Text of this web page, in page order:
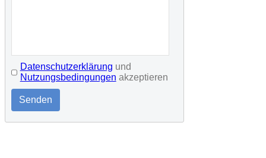
Datenschutzerklärung und
Nutzungsbedingungen akzeptieren
Senden